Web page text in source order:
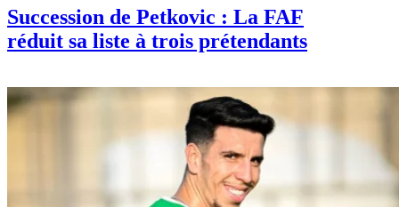
Succession de Petkovic : La FAF
réduit sa liste à trois prétendants